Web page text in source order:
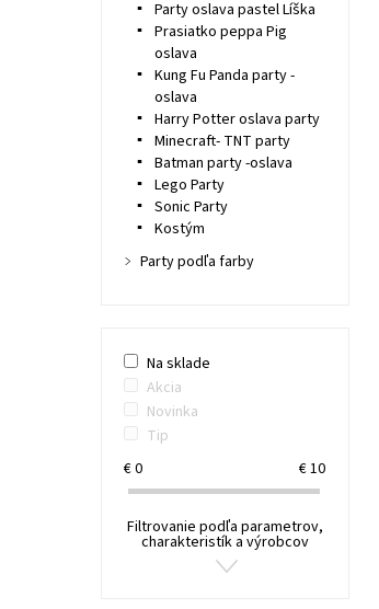
Party oslava pastel Líška
Prasiatko peppa Pig
oslava
Kung Fu Panda party -
oslava
Harry Potter oslava party
Minecraft- TNT party
Batman party -oslava
Lego Party
Sonic Party
Kostým
Party podľa farby
Na sklade
Akcia
Novinka
Tip
€0 €10
Filtrovanie podľa parametrov,
charakteristík a výrobcov